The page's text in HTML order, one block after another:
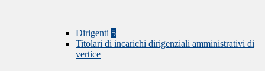
Dirigenti 5
Titolari di incarichi dirigenziali amministrativi di
vertice